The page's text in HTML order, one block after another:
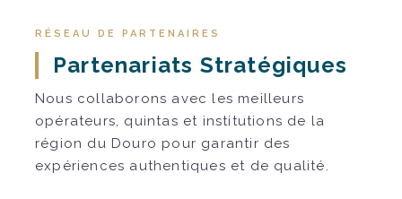
RÉSEAU DE PARTENAIRES
Partenariats Stratégiques
Nous collaborons avec les meilleurs
opérateurs, quintas et institutions de la
région du Douro pour garantir des
expériences authentiques et de qualité.